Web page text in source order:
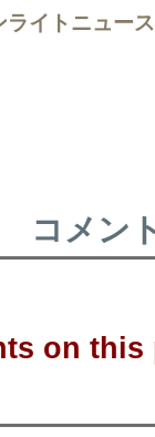
ライトニュース
コメン
on this